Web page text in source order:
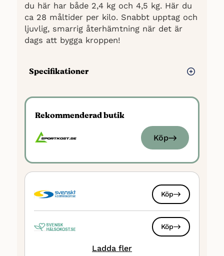
du här har både 2,4 kg och 4,5 kg. Här du
ca 28 måltider per kilo. Snabbt upptag och
ljuvlig, smarrig återhämtning när det är
dags att bygga kroppen!
Specifikationer
Kolhydrater: 2 gram per 100 gram
Sockerarter: 1.2 gram per 100 gram
gram
Sötningsmedel: Ja, Aspartam
Laktos: Låga nivåer
Rekommenderad butik
Köp
Köp
Köp
Ladda fler